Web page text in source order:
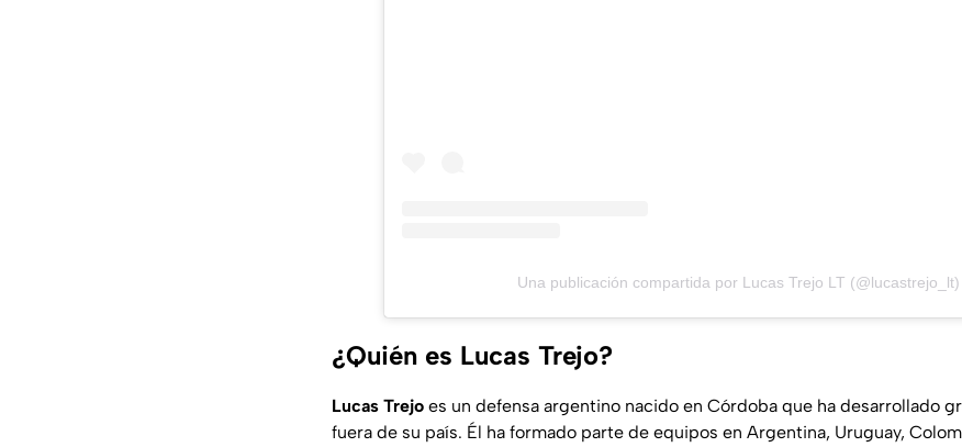
Una publicación compartida por Lucas Trejo LT (@lucastrejo_lt)
¿Quién es Lucas Trejo?
Lucas Trejo es un defensa argentino nacido en Córdoba que ha desarrollado
fuera de su país. Él ha formado parte de equipos en Argentina, Uruguay,